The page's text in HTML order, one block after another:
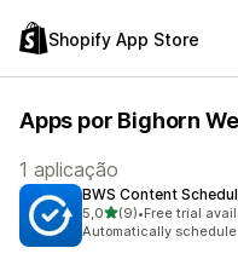
Shopify App Store
Apps por Bighorn
1 aplicação
BWS Content
5,0de 5 estrelas
(9)
9 total de avaliações
•Free trial
Automatically